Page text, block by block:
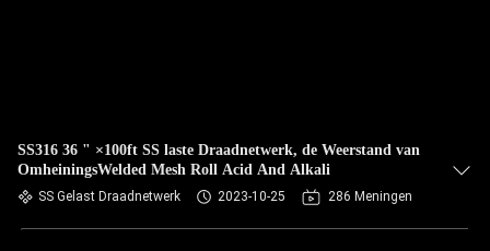
SS316 36 " ×100ft SS laste Draadnetwerk, de Weerstand van
OmheiningsWelded Mesh Roll Acid And Alkali
SS Gelast Draadnetwerk 2023-10-25 286 Meningen